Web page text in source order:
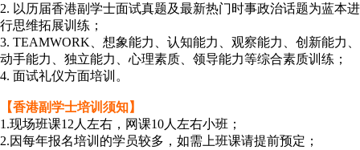
2. 以历届香港副学士面试真题及最新热门时事政治话题为蓝本进
行思维拓展训练；
3. TEAMWORK、想象能力、认知能力、观察能力、创新能力、
动手能力、独立能力、心理素质、领导能力等综合素质训练；
4. 面试礼仪方面培训。
【香港副学士培训须知】
1.现场班课12人左右，网课10人左右小班；
2.因每年报名培训的学员较多，如需上班课请提前预定；